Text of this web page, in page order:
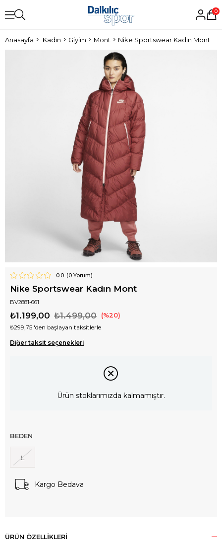
0
Anasayfa Kadın Giyim Mont Nike Sportswear Kadın Mont
0.0 (0Yorum)
Nike Sportswear Kadın Mont
BV2881-661
₺1.499,00
₺1.199,00 20
₺299,75 'den başlayan taksitlerle
Diğer taksit seçenekleri
Ürün stoklarımızda kalmamıştır.
BEDEN
L
Kargo Bedava
ÜRÜN ÖZELLIKLERI